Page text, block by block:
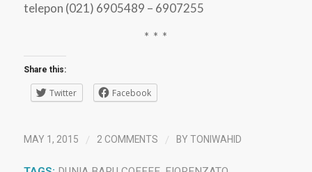
telepon (021) 6905489 – 6907255
* * *
Share this:
Twitter Facebook
MAY 1, 2015 / 2 COMMENTS / BY TONIWAHID